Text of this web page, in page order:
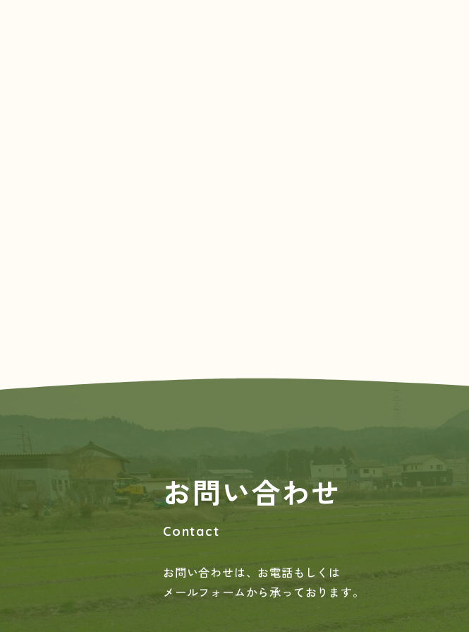
お問い合わせ
Contact
お問い合わせは、お電話もしくは
メールフォームから承っております。